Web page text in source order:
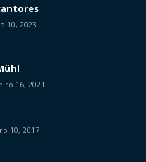
10, 2023
16, 2021
10, 2017